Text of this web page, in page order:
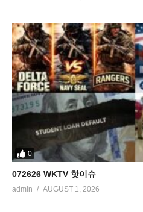
0
072626 WKTV 핫이슈
admin AUGUST 1, 2026